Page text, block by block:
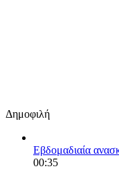
Δημοφιλή
Εβδομαδιαία
00:35